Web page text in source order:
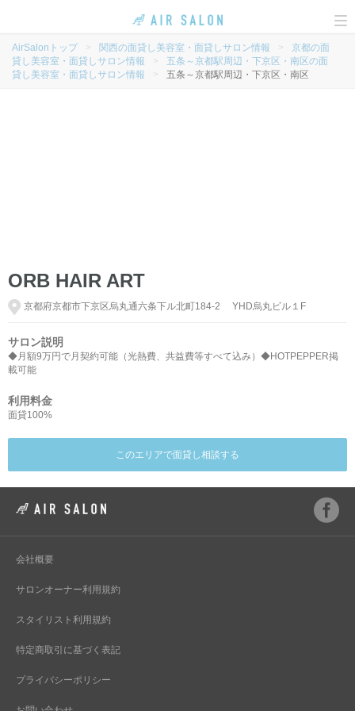
AirSalonトップ > 関西の面貸し美容室・面貸しサロン情報 >
京都の面
貸し美容室・面貸しサロン情報
>
五条～京都駅周辺・下京区・南区の面
貸し美容室・面貸しサロン情報
> 五条～京都駅周辺・下京区・南区
ORB HAIR ART
京都府京都市下京区烏丸通六条下ル北町184-2 YHD烏丸ビル１F
サロン説明
◆月額9万円で月契約可能（光熱費、共益費等すべて込み）◆HOTPEPPER掲
載可能
利用料金
面貸100%
このエリアで面貸し相談する
会社概要
サロンオーナー利用規約
スタイリスト利用規約
特定商取引に基づく表記
プライバシーポリシー